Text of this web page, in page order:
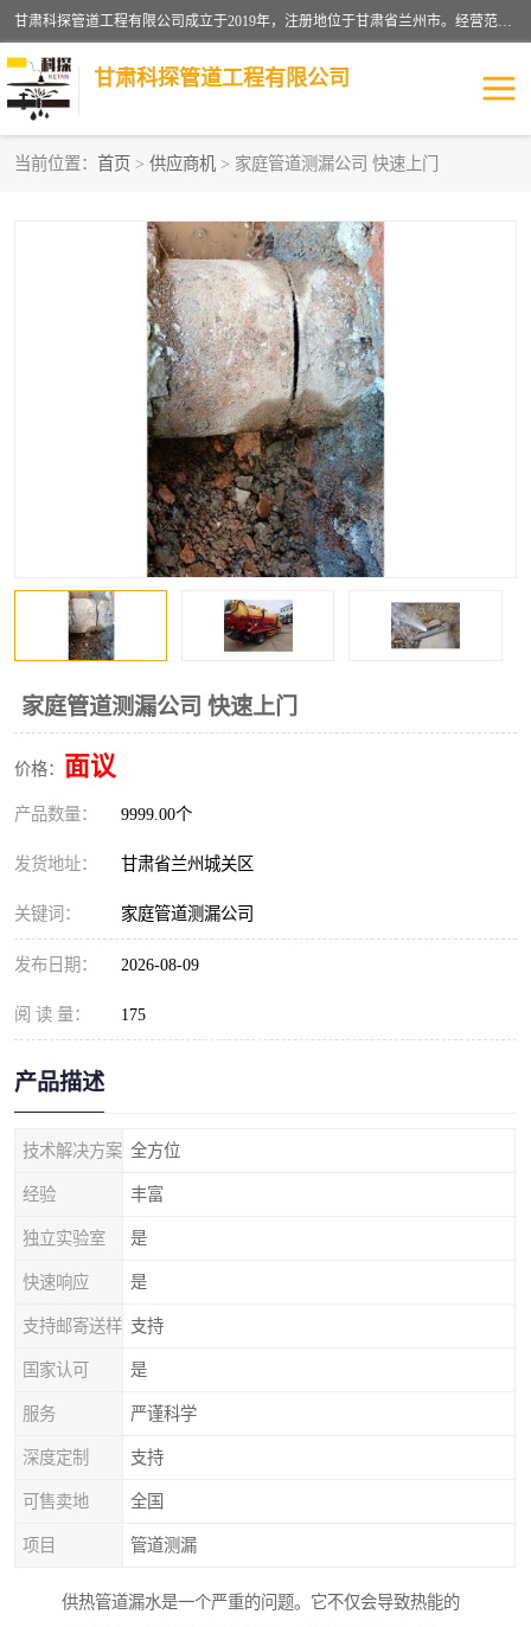
甘肃科探管道工程有限公司成立于2019年，注册地位于甘肃省兰州市。经营范围包括管道安装、清洗、疏通、维修、检测，防水工程，工程钻孔，化粪池清理，暖气安装，给排水管道安装维修，室内外管道如消防、供水、供热管道漏水检测定位，室内外防水堵漏等。
甘肃科探管道工程有限公司
当前位置： 首页 > 供应商机 > 家庭管道测漏公司 快速上门
家庭管道测漏公司 快速上门
价格： 面议
产品数量： 9999.00个
发货地址： 甘肃省兰州城关区
关键词： 家庭管道测漏公司
发布日期： 2026-08-09
阅 读 量： 175
产品描述
技术解决方案 全方位
经验 丰富
独立实验室 是
快速响应 是
支持邮寄送样 支持
国家认可 是
服务 严谨科学
深度定制 支持
可售卖地 全国
项目 管道测漏
供热管道漏水是一个严重的问题。它不仅会导致热能的
漏水检查维修 消防管道漏水
供热管道漏水 排水管道漏水
自来水管漏水 管道疏通
高压车疏通清淤